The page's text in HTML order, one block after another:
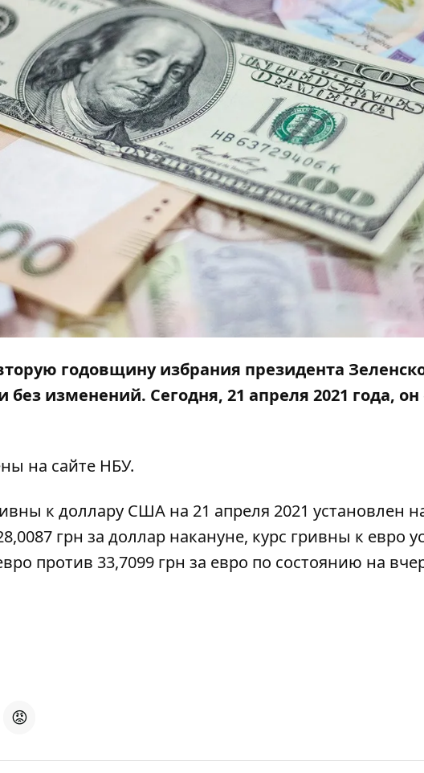
годовщину избрания президента
без изменений. Сегодня, 21 апреля 2021 года, он
на сайте НБУ.
к доллару США на 21 апреля 2021 установлен
грн за доллар накануне, курс гривны к евро
против 33,7099 грн за евро по состоянию на
😡